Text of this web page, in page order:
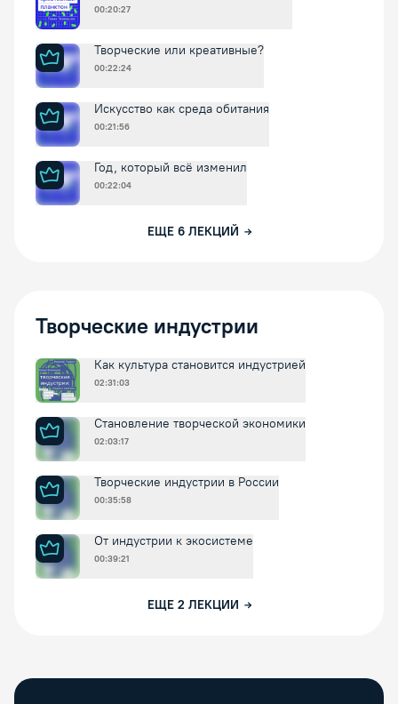
00:20:27
Творческие или креативные?
00:22:24
Искусство как среда обитания
00:21:56
Год, который всё изменил
00:22:04
ЕЩЕ 6 ЛЕКЦИЙ
Творческие индустрии
Как культура становится индустрией
02:31:03
Становление творческой экономики
02:03:17
Творческие индустрии в России
00:35:58
От индустрии к экосистеме
00:39:21
ЕЩЕ 2 ЛЕКЦИИ